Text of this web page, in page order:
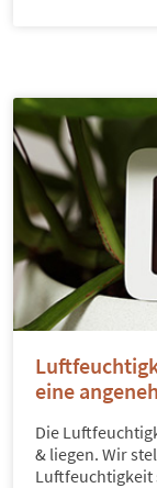
eine
Die
& liegen. Wir
Luftfeuchtigkeit